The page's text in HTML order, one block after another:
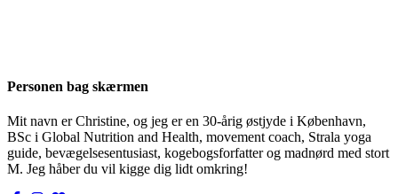
Personen bag skærmen
Mit navn er Christine, og jeg er en 30-årig østjyde i København,
BSc i Global Nutrition and Health, movement coach, Strala yoga
guide, bevægelsesentusiast, kogebogsforfatter og madnørd med stort
M. Jeg håber du vil kigge dig lidt omkring!